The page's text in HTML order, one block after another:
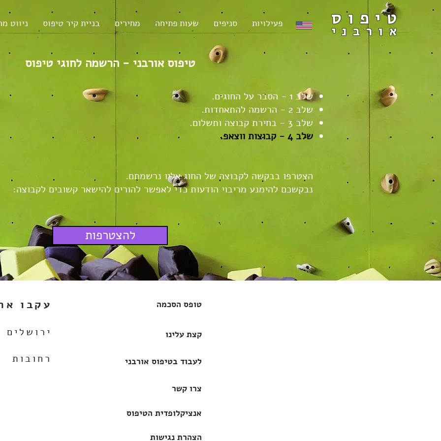
פעילויות סניפים שעות פתיחה מחירים בניית קיר טיפוס ניווט טיפוס
אורבני
טיפוס אורבני - הרשמה לחוגי טיפוס
שלב 1 - הסבר על החוגים.
שלב 2 - הרשמה להתאחדות.
שלב 3 - בחירת קבוצה ותשלום.
שלב 4 - קבוצות ווצאפ.
הצטרפו בבקשה לקבוצה של החוג אליו נרשמתם.
נבקשכם להימנע מריבוי הודעות כדי לאפשר להורים להישאר קשובים לקבוצה:
להצטרפות
עקבו
ירושלים
רחובות
טופס הסכמה
קצת עלינו
לעבוד בטיפוס אורבני
צרו קשר
אנציקלופדית הטיפוס
הצהרת נגישות